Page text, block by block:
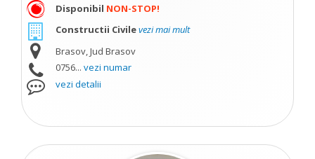
Disponibil NON-STOP!
Constructii Civilevezi mai mult
Brasov, Jud Brasov
0756... vezi numar
vezi detalii